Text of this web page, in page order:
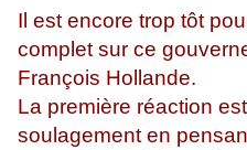
Il est encore trop tôt
complet sur ce
François Hollande.
La première réaction
soulagement en